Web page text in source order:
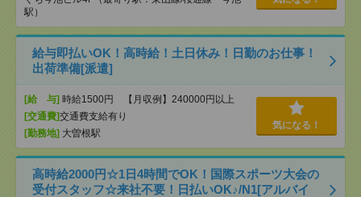
駅）
給与即払いOK！高時給！土日休み！日勤のお仕事！
出荷準備[派遣]
[給 与] 時給1500円 【月収例】240000円以上
[交通費]交通費支給有り
[勤務地] 大曽根駅
気になる！
高時給2000円☆1日4時間でOK！国際スポーツ大会の
受付スタッフ☆来社不要！日払いOK♪/N1[アルバイ